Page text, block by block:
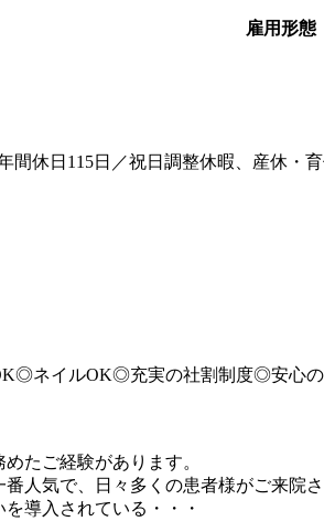
雇用形態
間休日115日／祝日調整休暇、産休・
ネイルOK◎充実の社割制度◎安心
たご経験があります。
人気で、日々多くの患者様がご来院
導入されている・・・